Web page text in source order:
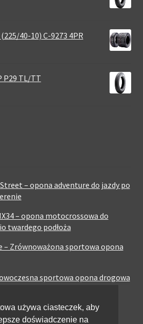
40-10) C-9273 4PR
P29 TL/TT
– opona adventure do jazdy po
– opona motocrossowa do
twardego podłoża
– Zrównoważona sportowa opona
sportowa opona drogowa
używa ciasteczek, aby
doświadczenie na